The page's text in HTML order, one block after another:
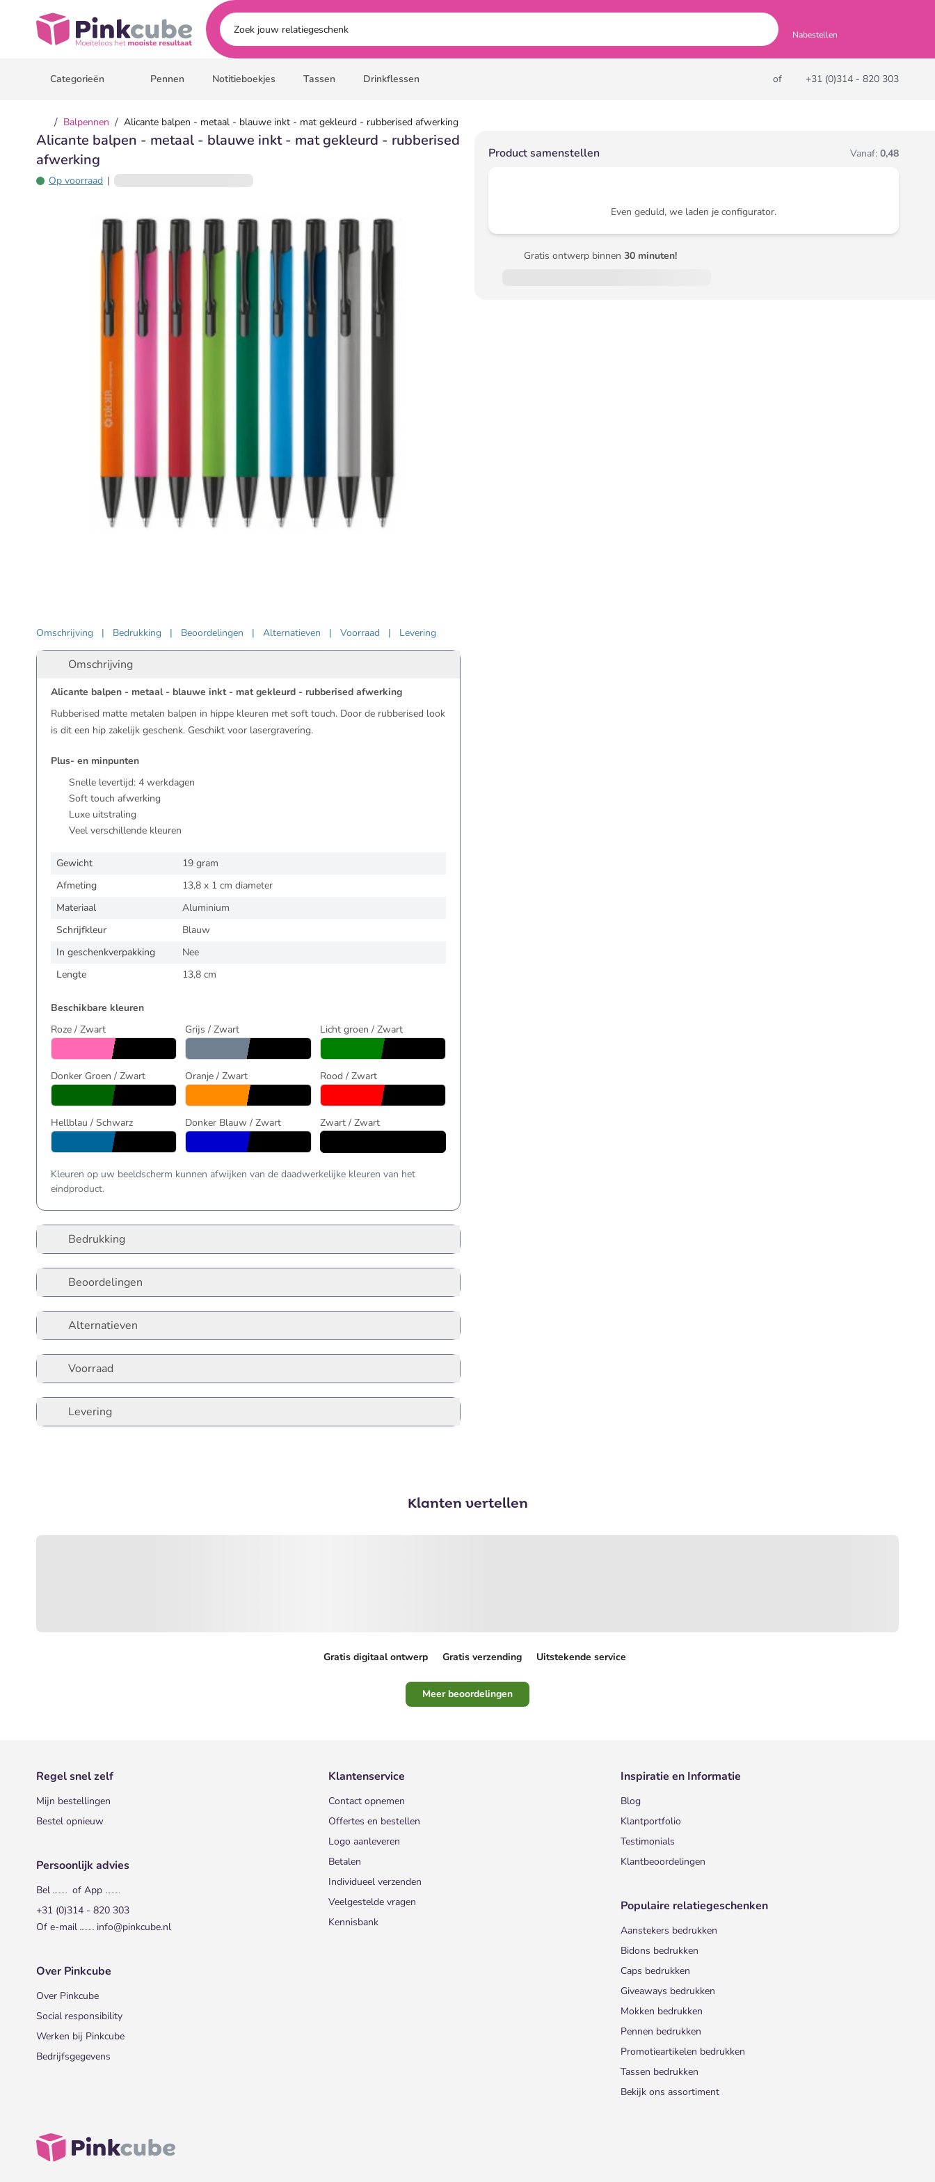
Pinkcube
Nabestellen
Categorieën Pennen Notitieboekjes Tassen Drinkflessen of +31 (0)314 - 820 303
/ Balpennen / Alicante balpen - metaal - blauwe inkt - mat gekleurd - rubberised afwerking
Alicante balpen - metaal - blauwe inkt - mat gekleurd - rubberised
afwerking
Op voorraad |
Product samenstellen Vanaf: 0,48
Even geduld, we laden je configurator.
Gratis ontwerp binnen 30 minuten!
Omschrijving | Bedrukking | Beoordelingen | Alternatieven | Voorraad | Levering
Omschrijving
Alicante balpen - metaal - blauwe inkt - mat gekleurd - rubberised afwerking
Rubberised matte metalen balpen in hippe kleuren met soft touch. Door de rubberised look
is dit een hip zakelijk geschenk. Geschikt voor lasergravering.
Plus- en minpunten
Snelle levertijd: 4werkdagen
Soft touch afwerking
Luxe uitstraling
Veel verschillende kleuren
Gewicht
19 gram
Afmeting
13,8 x 1 cm diameter
Materiaal
Aluminium
Schrijfkleur
Blauw
In geschenkverpakking
Nee
Lengte
13,8 cm
Beschikbare kleuren
Roze / Zwart
Grijs / Zwart Licht groen / Zwart
Donker Groen / Zwart Oranje / Zwart Rood / Zwart
Hellblau / Schwarz Donker Blauw / Zwart Zwart / Zwart
Kleuren op uw beeldscherm kunnen afwijken van de daadwerkelijke kleuren van het
eindproduct.
Bedrukking
Beoordelingen
Alternatieven
Voorraad
Levering
Klanten vertellen
Gratis digitaal ontwerp Gratis verzending Uitstekende service
Meer beoordelingen
Regel snel zelf
Mijn bestellingen
Bestel opnieuw
Persoonlijk advies
Bel
of App
+31 (0)314 - 820 303
Of e-mail
info@pinkcube.nl
Over Pinkcube
Over Pinkcube
Social responsibility
Werken bij Pinkcube
Bedrijfsgegevens
Klantenservice
Contact opnemen
Offertes en bestellen
Logo aanleveren
Betalen
Individueel verzenden
Veelgestelde vragen
Kennisbank
Inspiratie en Informatie
Blog
Klantportfolio
Testimonials
Klantbeoordelingen
Populaire relatiegeschenken
Aanstekers bedrukken
Bidons bedrukken
Caps bedrukken
Giveaways bedrukken
Mokken bedrukken
Pennen bedrukken
Promotieartikelen bedrukken
Tassen bedrukken
Bekijk ons assortiment